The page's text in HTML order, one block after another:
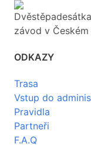
závod v
ODKAZY
Trasa
Vstup do
Pravidla
Partneři
F.A.Q